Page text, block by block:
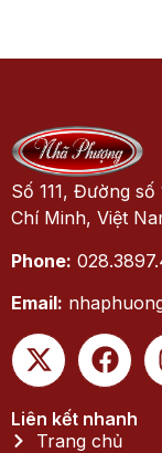
Số 111, Đường
Chí Minh, Việt
Phone:
Email:
Liên kết nhanh
Trang chủ